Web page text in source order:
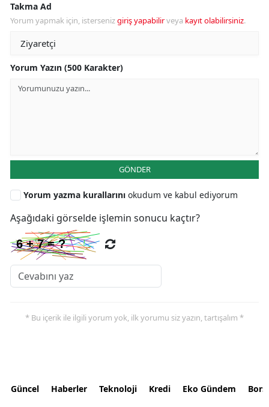
Takma Ad
Yorum yapmak için, istersenizgiriş yapabilirveya kayıt olabilirsiniz.
Yorum Yazın (500 Karakter)
GÖNDER
Yorum yazma kurallarını okudum ve kabul ediyorum
Aşağıdaki görselde işlemin sonucu kaçtır?
* Bu içerik ile ilgili yorum yok, ilk yorumu siz yazın, tartışalım *
Güncel Haberler Teknoloji Kredi Eko Gündem